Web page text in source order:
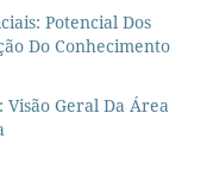
Potencial Dos
Do Conhecimento
Visão Geral Da Área